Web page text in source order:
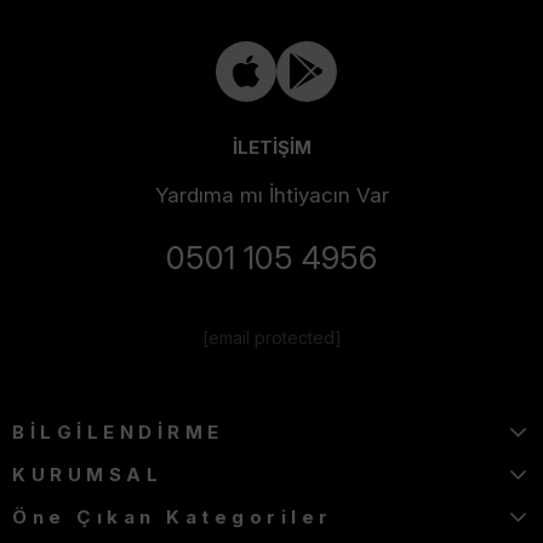
İLETİŞİM
Yardıma mı İhtiyacın Var
0501 105 4956
[email protected]
BİLGİLENDİRME
KURUMSAL
Öne Çıkan Kategoriler